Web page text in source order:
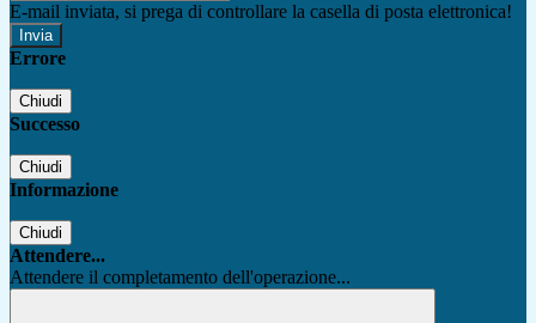
E-mail inviata, si prega di controllare la casella di posta elettronica!
Errore
Chiudi
Successo
Chiudi
Informazione
Chiudi
Attendere...
Attendere il completamento dell'operazione...